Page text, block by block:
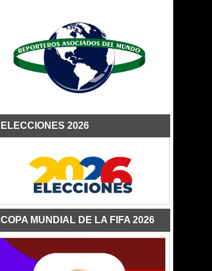
ELECCIONES 2026
COPA MUNDIAL DE LA FIFA 2026